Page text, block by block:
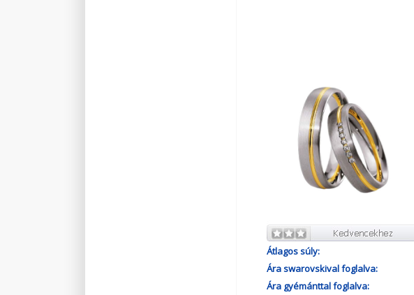
Átlagos súly:
Ára swarovskival foglalva:
Ára gyémánttal foglalva: